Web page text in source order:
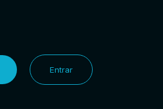
Entrar